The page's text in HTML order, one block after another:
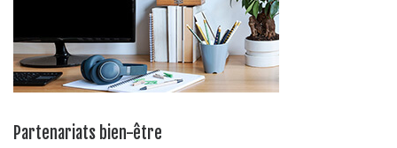
Partenariats bien-être